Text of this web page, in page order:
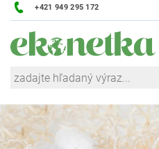
+421 949 295 172